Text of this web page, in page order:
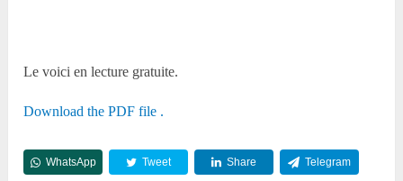
Le voici en lecture gratuite.
Download the PDF file .
WhatsApp Tweet Share Telegram